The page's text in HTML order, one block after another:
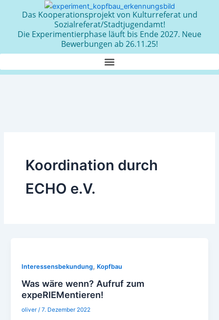
Das Kooperationsprojekt von Kulturreferat und
Sozialreferat/Stadtjugendamt!
Die Experimentierphase läuft bis Ende 2027. Neue
Bewerbungen ab 26.11.25!
Koordination durch
ECHO e.V.
Interessensbekundung, Kopfbau
Was wäre wenn? Aufruf zum
expeRIEMentieren!
oliver /7. Dezember 2022